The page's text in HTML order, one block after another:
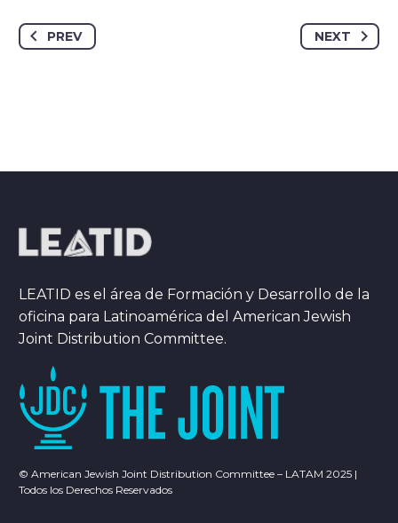
PREV NEXT
LEATID es el área de Formación y Desarrollo de la
oficina para Latinoamérica del American Jewish
Joint Distribution Committee.
© American Jewish Joint Distribution Committee – LATAM 2025 |
Todos los Derechos Reservados